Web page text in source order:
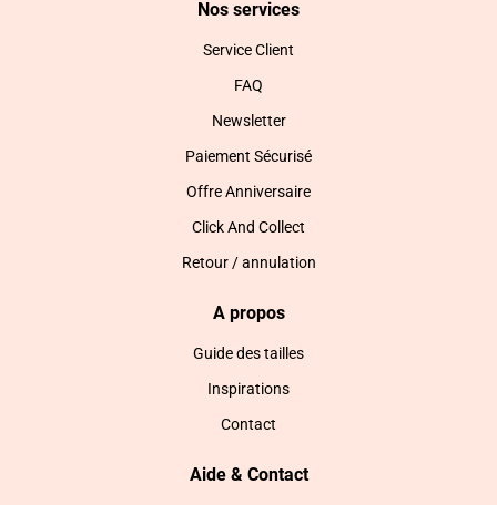
Nos services
Service Client
FAQ
Newsletter
Paiement Sécurisé
Offre Anniversaire
Click And Collect
Retour / annulation
A propos
Guide des tailles
Inspirations
Contact
Aide & Contact